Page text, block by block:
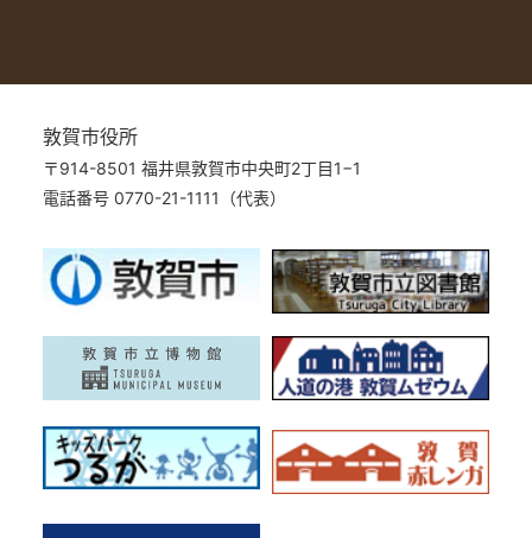
敦賀市役所
〒914-8501 福井県敦賀市中央町2丁目1−1
電話番号 0770-21-1111（代表）